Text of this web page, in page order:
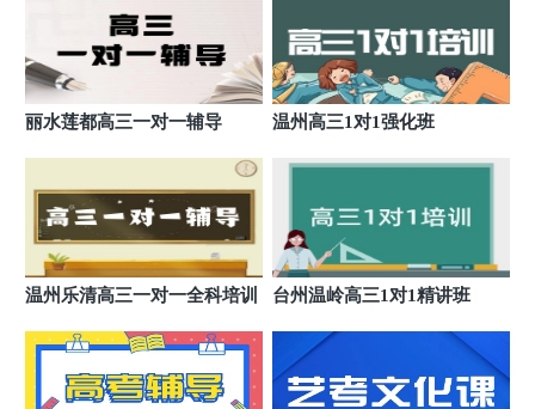
合肥学大教育政务校区
合肥市政务区翡翠路与仙龙湖路交口
9 合肥学大教育蜀山南七校区
10 合肥学大教育瑶海临泉东路校区
安徽省合肥市瑶海区临泉路与东二环交叉口
11 合肥学大教育瑶海铜陵中路校区
安徽省合肥市瑶海区铜陵路与和平路交口
12 合肥学大教育肥西校区（全日制）
安徽省合肥市肥西县合肥少年湃培训学校
丽水莲都高三一对一辅导 温州高三1对1强化班
温州乐清高三一对一全科培训 台州温岭高三1对1精讲班